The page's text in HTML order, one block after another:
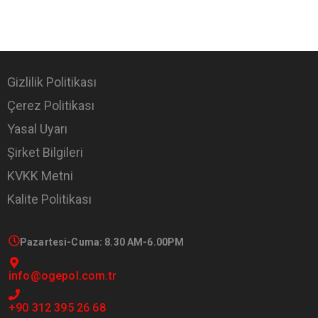
Gizlilik Politikası
Çerez Politikası
Yasal Uyarı
Şirket Bilgileri
KVKK Metni
Kalite Politikası
Pazartesi-Cuma: 8.30 AM-6.00PM
info@ogepol.com.tr
+90 312 395 26 68